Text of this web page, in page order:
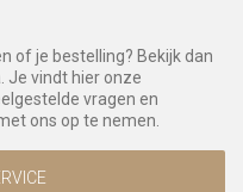
of je bestelling? Bekijk dan
Je vindt hier onze
vragen en
ons op te nemen.